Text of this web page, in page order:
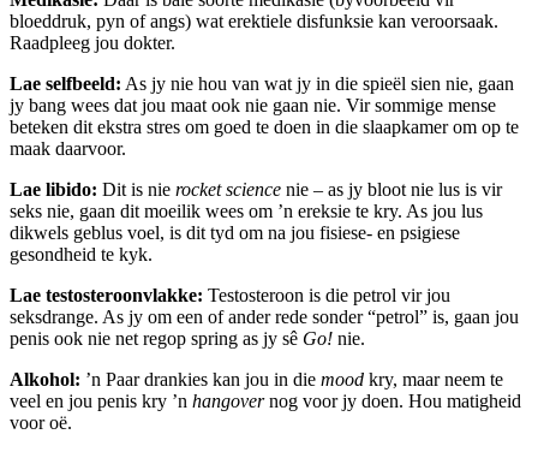
bloeddruk, pyn of angs) wat erektiele disfunksie kan veroorsaak.
Raadpleeg jou dokter.
Lae selfbeeld: As jy nie hou van wat jy in die spieël sien nie, gaan
jy bang wees dat jou maat ook nie gaan nie. Vir sommige mense
beteken dit ekstra stres om goed te doen in die slaapkamer om op te
maak daarvoor.
Lae libido: Dit is nie rocket science nie – as jy bloot nie lus is vir
seks nie, gaan dit moeilik wees om ’n ereksie te kry. As jou lus
dikwels geblus voel, is dit tyd om na jou fisiese- en psigiese
gesondheid te kyk.
Lae testosteroonvlakke: Testosteroon is die petrol vir jou
seksdrange. As jy om een of ander rede sonder “petrol” is, gaan jou
penis ook nie net regop spring as jy sê Go! nie.
Alkohol: ’n Paar drankies kan jou in die mood kry, maar neem te
veel en jou penis kry ’n hangovernog voor jy doen. Hou matigheid
voor oë.